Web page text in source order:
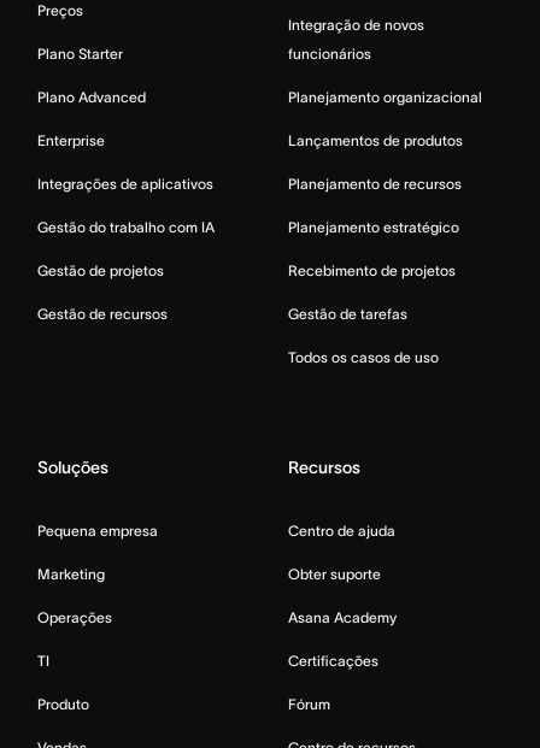
Preços
Plano Starter
Plano Advanced
Enterprise
Integrações de aplicativos
Gestão do trabalho com IA
Gestão de projetos
Gestão de recursos
Integração de novos
funcionários
Planejamento organizacional
Lançamentos de produtos
Planejamento de recursos
Planejamento estratégico
Recebimento de projetos
Gestão de tarefas
Todos os casos de uso
Soluções
Pequena empresa
Marketing
Operações
TI
Produto
Recursos
Centro de ajuda
Obter suporte
Asana Academy
Certificações
Fórum